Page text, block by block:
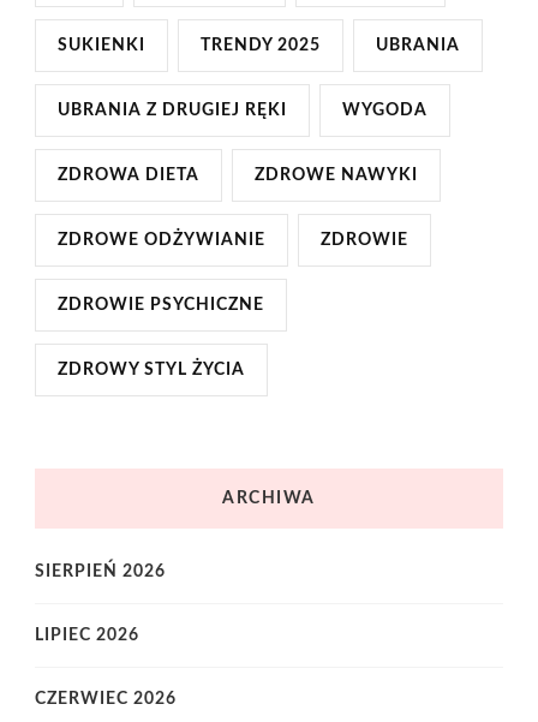
SUKIENKI TRENDY 2025 UBRANIA
UBRANIA Z DRUGIEJ RĘKI WYGODA
ZDROWA DIETA ZDROWE NAWYKI
ZDROWE ODŻYWIANIE ZDROWIE
ZDROWIE PSYCHICZNE
ZDROWY STYL ŻYCIA
ARCHIWA
SIERPIEŃ 2026
LIPIEC 2026
CZERWIEC 2026